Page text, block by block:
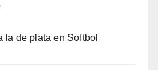
la de plata en Softbol